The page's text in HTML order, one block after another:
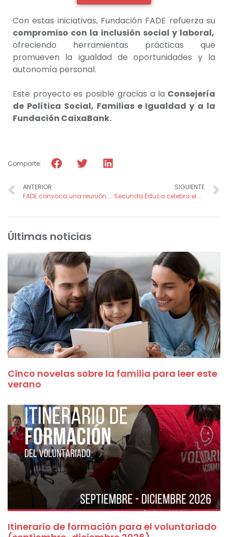
Con estas iniciativas, Fundación FADE refuerza su
compromiso con la inclusión social y laboral,
ofreciendo herramientas prácticas que
promueven la igualdad de oportunidades y la
autonomía personal.
Este proyecto es posible gracias a la Consejería
de Política Social, Familias e Igualdad y a la
Fundación CaixaBank.
Comparte:
ANTERIOR
FADE convoca una reunión con coordinadores e invita a voluntarios colaboradores a participar
SIGUIENTE
Secunda Educa celebra el Día de la Mujer y la Niña en la Ciencia fomentando la curiosidad científica entre los menores
Últimas noticias
Cinco novelas sobre la familia para leer este
verano
Itinerario de formación para el voluntariado